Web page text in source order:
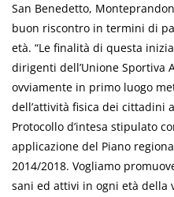
San Benedetto,
buon riscontro in termini di
età. “Le finalità di questa
dirigenti dell’Unione Sportiva
ovviamente in primo luogo
dell’attività fisica dei cittadini
Protocollo d’intesa stipulato
applicazione del Piano
2014/2018. Vogliamo
sani ed attivi in ogni età della